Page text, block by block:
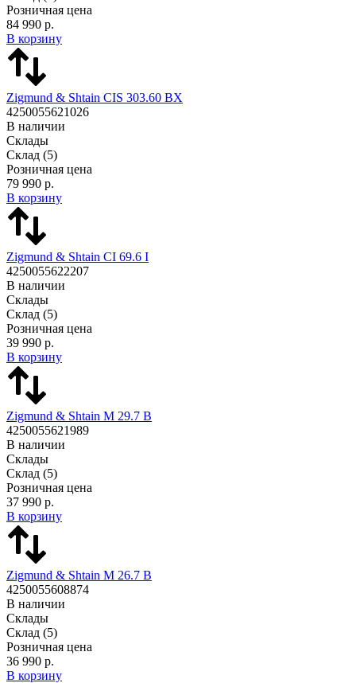
Розничная цена
84 990 р.
В корзину
Zigmund & Shtain CIS 303.60 BX
4250055621026
В наличии
Склады
Склад (5)
Розничная цена
79 990 р.
В корзину
Zigmund & Shtain CI 69.6 I
4250055622207
В наличии
Склады
Склад (5)
Розничная цена
39 990 р.
В корзину
Zigmund & Shtain M 29.7 B
4250055621989
В наличии
Склады
Склад (5)
Розничная цена
37 990 р.
В корзину
Zigmund & Shtain M 26.7 B
4250055608874
В наличии
Склады
Склад (5)
Розничная цена
36 990 р.
В корзину